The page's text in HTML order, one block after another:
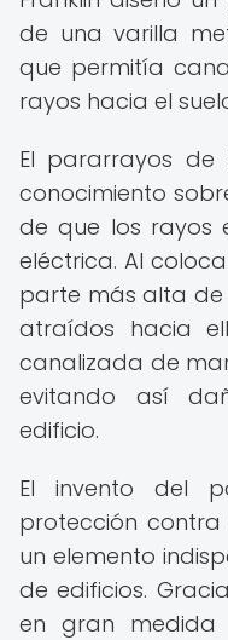
de una varilla
que permitía
rayos hacia el
El pararrayos de
conocimiento
de que los rayos
eléctrica. Al
parte más alta de
atraídos hacia
canalizada de
evitando así
edificio.
El invento del
protección contra
un elemento
de edificios.
en gran medida